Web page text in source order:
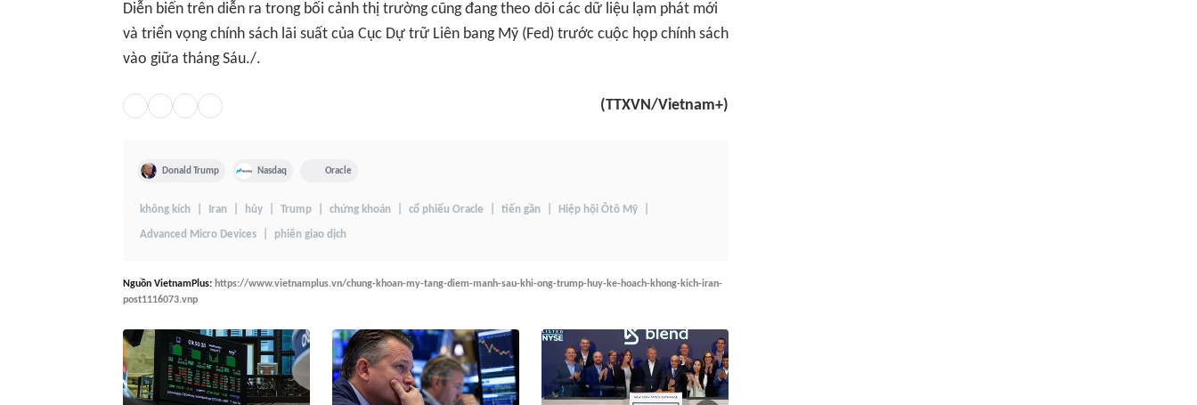
Diễn biến trên diễn ra trong bối cảnh thị trường cũng đang theo dõi các dữ liệu lạm phát mới
và triển vọng chính sách lãi suất của Cục Dự trữ Liên bang Mỹ (Fed) trước cuộc họp chính sách
vào giữa tháng Sáu./.
(TTXVN/Vietnam+)
Donald Trump Nasdaq Oracle
không kích Iran hủy Trump chứng khoán cổ phiếu Oracle tiến gần Hiệp hội Ôtô Mỹ
Advanced Micro Devices phiên giao dịch
Nguồn VietnamPlus: https://www.vietnamplus.vn/chung-khoan-my-tang-diem-manh-sau-khi-ong-trump-huy-ke-hoach-khong-kich-iran-
post1116073.vnp